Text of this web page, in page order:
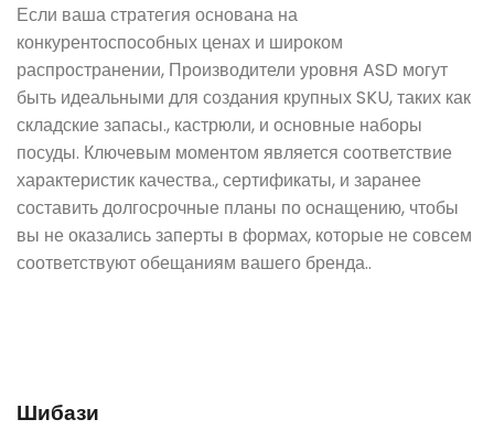
Если ваша стратегия основана на
конкурентоспособных ценах и широком
распространении, Производители уровня ASD могут
быть идеальными для создания крупных SKU, таких как
складские запасы., кастрюли, и основные наборы
посуды. Ключевым моментом является соответствие
характеристик качества., сертификаты, и заранее
составить долгосрочные планы по оснащению, чтобы
вы не оказались заперты в формах, которые не совсем
соответствуют обещаниям вашего бренда..
Шибази